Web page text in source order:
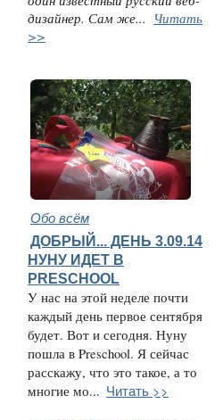
дизайнер. Сам же... Читать
>>
Обо всём
ДОБРЫЙ... ДЕНЬ 3.09.14
НУНУ ИДЕТ В
PRESCHOOL
У нас на этой неделе почти
каждый день первое сентября
будет. Вот и сегодня. Нуну
пошла в Preschool. Я сейчас
расскажу, что это такое, а то
многие мо... Читать >>